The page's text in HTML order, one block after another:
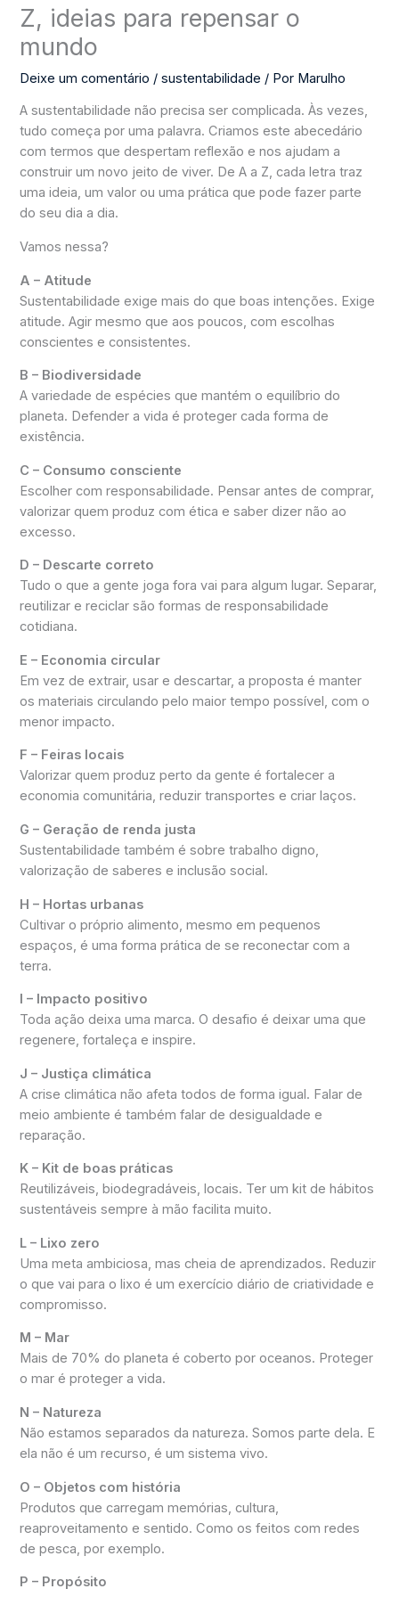
Z, ideias para repensar o
mundo
Deixe um comentário /sustentabilidade / Por Marulho
A sustentabilidade não precisa ser complicada. Às vezes,
tudo começa por uma palavra. Criamos este abecedário
com termos que despertam reflexão e nos ajudam a
construir um novo jeito de viver. De A a Z, cada letra traz
uma ideia, um valor ou uma prática que pode fazer parte
do seu dia a dia.
Vamos nessa?
A – Atitude
Sustentabilidade exige mais do que boas intenções. Exige
atitude. Agir mesmo que aos poucos, com escolhas
conscientes e consistentes.
B – Biodiversidade
A variedade de espécies que mantém o equilíbrio do
planeta. Defender a vida é proteger cada forma de
existência.
C – Consumo consciente
Escolher com responsabilidade. Pensar antes de comprar,
valorizar quem produz com ética e saber dizer não ao
excesso.
D – Descarte correto
Tudo o que a gente joga fora vai para algum lugar. Separar,
reutilizar e reciclar são formas de responsabilidade
cotidiana.
E – Economia circular
Em vez de extrair, usar e descartar, a proposta é manter
os materiais circulando pelo maior tempo possível, com o
menor impacto.
F – Feiras locais
Valorizar quem produz perto da gente é fortalecer a
economia comunitária, reduzir transportes e criar laços.
G – Geração de renda justa
Sustentabilidade também é sobre trabalho digno,
valorização de saberes e inclusão social.
H – Hortas urbanas
Cultivar o próprio alimento, mesmo em pequenos
espaços, é uma forma prática de se reconectar com a
terra.
I – Impacto positivo
Toda ação deixa uma marca. O desafio é deixar uma que
regenere, fortaleça e inspire.
J – Justiça climática
A crise climática não afeta todos de forma igual. Falar de
meio ambiente é também falar de desigualdade e
reparação.
K – Kit de boas práticas
Reutilizáveis, biodegradáveis, locais. Ter um kit de hábitos
sustentáveis sempre à mão facilita muito.
L – Lixo zero
Uma meta ambiciosa, mas cheia de aprendizados. Reduzir
o que vai para o lixo é um exercício diário de criatividade e
compromisso.
M – Mar
Mais de 70% do planeta é coberto por oceanos. Proteger
o mar é proteger a vida.
N – Natureza
Não estamos separados da natureza. Somos parte dela. E
ela não é um recurso, é um sistema vivo.
O – Objetos com história
Produtos que carregam memórias, cultura,
reaproveitamento e sentido. Como os feitos com redes
de pesca, por exemplo.
P – Propósito